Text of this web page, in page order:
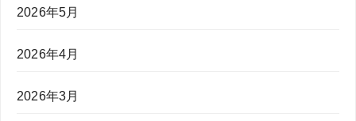
2026年5月
2026年4月
2026年3月